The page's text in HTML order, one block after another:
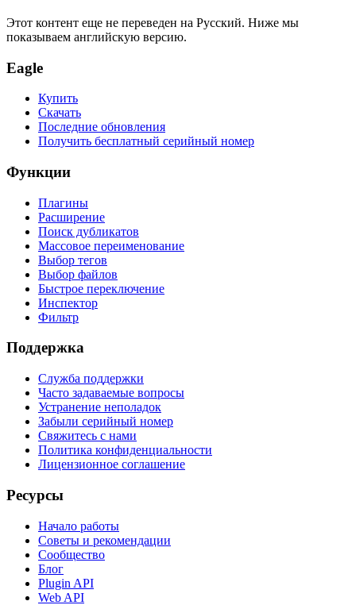
Этот контент еще не переведен на Русский. Ниже мы
показываем английскую версию.
Eagle
Купить
Скачать
Последние обновления
Получить бесплатный серийный номер
Функции
Плагины
Расширение
Поиск дубликатов
Массовое переименование
Выбор тегов
Выбор файлов
Быстрое переключение
Инспектор
Фильтр
Поддержка
Служба поддержки
Часто задаваемые вопросы
Устранение неполадок
Забыли серийный номер
Свяжитесь с нами
Политика конфиденциальности
Лицензионное соглашение
Ресурсы
Начало работы
Советы и рекомендации
Сообщество
Блог
Plugin API
Web API